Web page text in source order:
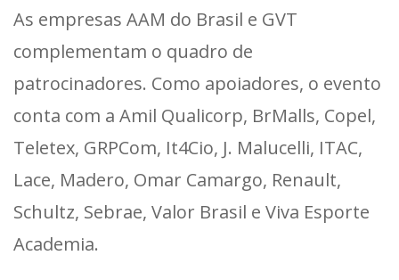
As empresas AAM do Brasil e GVT
complementam o quadro de
patrocinadores. Como apoiadores, o evento
conta com a Amil Qualicorp, BrMalls, Copel,
Teletex, GRPCom, It4Cio, J. Malucelli, ITAC,
Lace, Madero, Omar Camargo, Renault,
Schultz, Sebrae, Valor Brasil e Viva Esporte
Academia.